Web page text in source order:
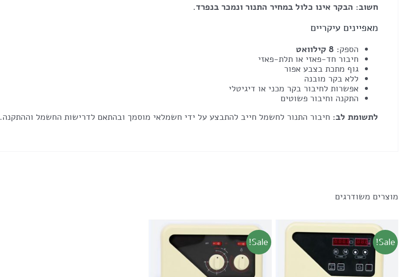
חשוב: הבקר אינו כלול במחיר התנור ונמכר בנפרד.
מאפיינים עיקריים
הספק: 8 קילוואט
חיבור חד-פאזי או תלת-פאזי
גוף מתכת בצבע אפור
ללא בקר מובנה
אפשרות לחיבור בקר מכני או דיגיטלי
התקנה וחיבור פשוטים
לתשומת לב: חיבור התנור לחשמל חייב להתבצע על ידי חשמלאי מוסמך ובהתאם לדרישות החשמל וההתקנה.
מוצרים משודרגים
Sale!
Sale!